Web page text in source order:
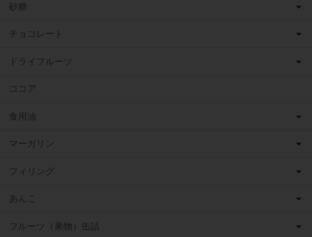
砂糖
チョコレート
ドライフルーツ
ココア
食用油
マーガリン
フィリング
あんこ
フルーツ（果物）缶詰